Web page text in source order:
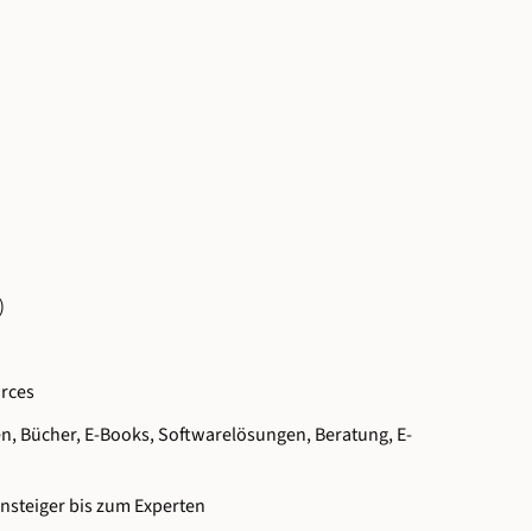
E-Books, Softwarelösungen, Beratung, E-
bis zum Experten